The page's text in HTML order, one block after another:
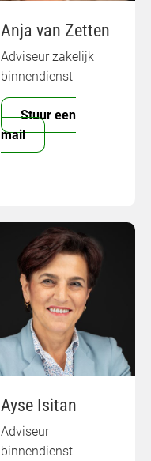
Anja van Zetten
Adviseur zakelijk
binnendienst
Stuur een
mail
Ayse Isitan
Adviseur
binnendienst